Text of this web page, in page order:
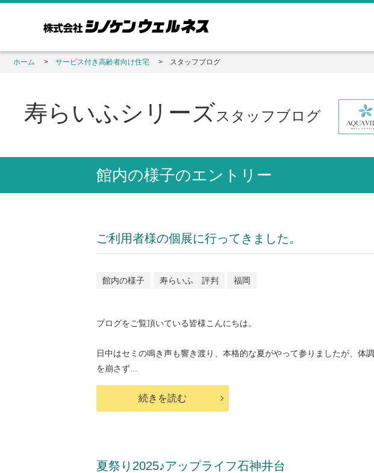
ホーム サービス付き高齢者向け住宅 スタッフブログ
寿らいふシリーズスタッフブログ
館内の様子のエントリー
ご利用者様の個展に行ってきました。
館内の様子 寿らいふ 評判 福岡
ブログをご覧頂いている皆様こんにちは。
日中はセミの鳴き声も響き渡り、本格的な夏がやって参りましたが、体調
を崩さず...
続きを読む
夏祭り2025♪アップライフ石神井台